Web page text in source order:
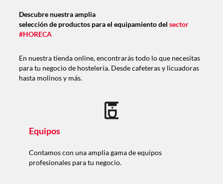
Descubre nuestra amplia
selección de productos para el equipamiento del sector
#HORECA
En nuestra tienda online, encontrarás todo lo que necesitas
para tu negocio de hostelería. Desde cafeteras y licuadoras
hasta molinos y más.
Equipos
Contamos con una amplia gama de equipos
profesionales para tu negocio.